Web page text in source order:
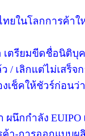
ยในโลกการค้าใ
ตรียมขีดชื่อนิติบุ
/ เลิกแต่ไม่เสร็
เช็คให้ชัวร์ก่อนว่
นึกกำลัง EUIPO